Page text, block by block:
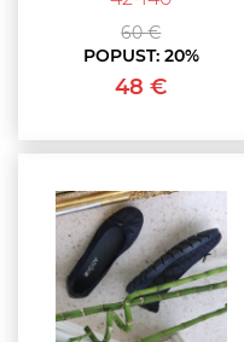
60 €
POPUST: 20%
48 €